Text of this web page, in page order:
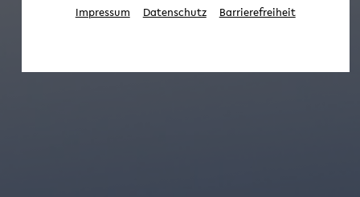
Impressum Datenschutz Barrierefreiheit